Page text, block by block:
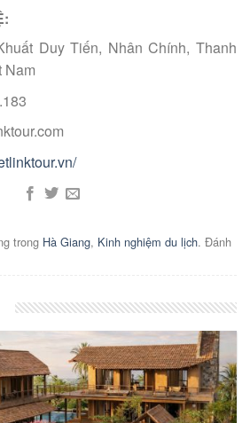
Duy Tiến, Nhân Chính, Thanh
Nam
trong Hà Giang, Kinh nghiệm du lịch. Đánh